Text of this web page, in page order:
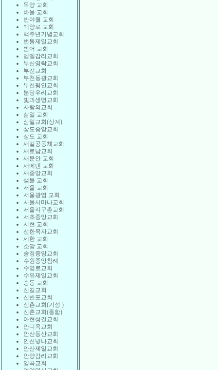
목양 교회
바울 교회
반야월 교회
백양로 교회
백주년기념교회
번동제일교회
범어 교회
벧엘감리교회
부산영락교회
부전교회
부천동광교회
부천평안교회
분당우리교회
빛과생명교회
사랑의교회
삼일 교회
삼일교회(상계)
상도중앙교회
상도 교회
새길공동체교회
새로남교회
새문안 교회
새에덴 교회
새중앙교회
샘물 교회
서울 교회
서울광염 교회
서울서마나교회
서울지구촌교회
서초중앙교회
서현 교회
선한목자교회
세한 교회
소망 교회
송정중앙교회
수원중앙침례
수영로교회
수유제일교회
승동 교회
신길교회
신반포교회
신촌교회(기성 )
신촌교회(통합)
아현성결교회
안디옥교회
안산동산교회
안산빛나교회
안산제일교회
안양감리교회
양곡교회